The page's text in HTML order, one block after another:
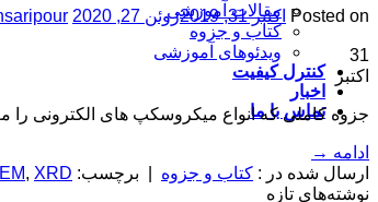
مقالات آموزشی
کتاب و جزوه
ویدئوهای آموزشی
کنترل کیفیت
اخبار
تماس با ما
Posted on اکتبر 31, 2019 ژوئن 27, 2020
31
اکتبر
جزوه کاملی که انواع میکروسکپ های الکترونی را
ادامه →
ارسال شده در : کتاب و جزوه برچسب: , XRD
نوشته‌های تازه